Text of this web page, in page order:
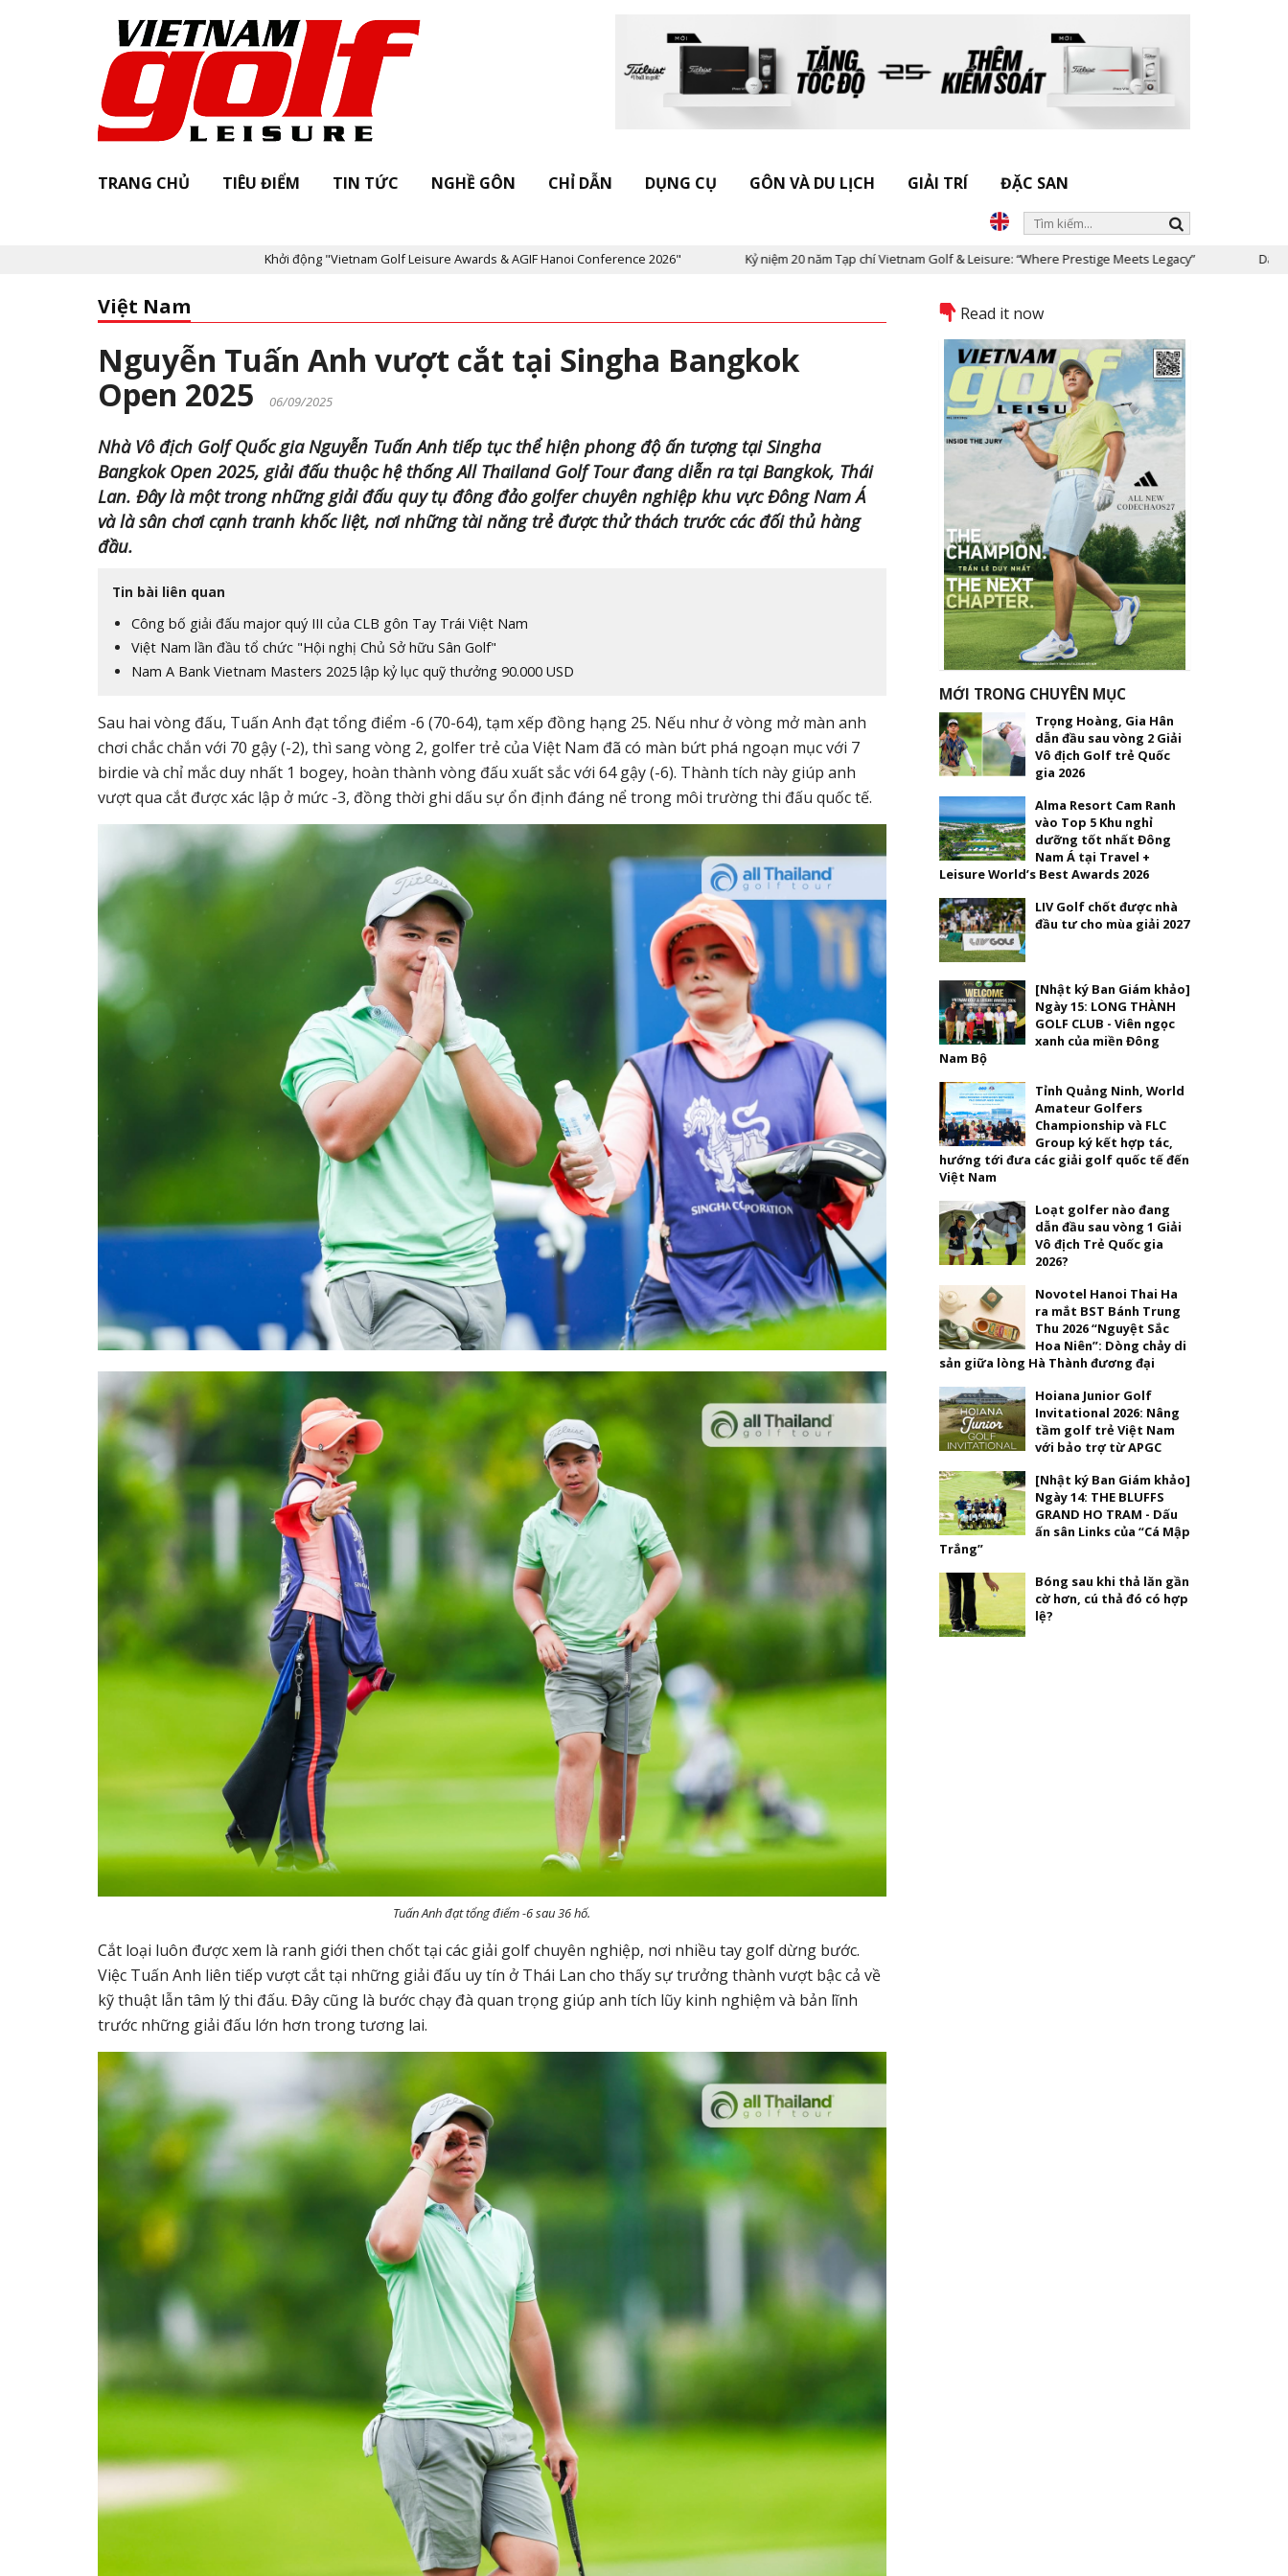
TRANG CHỦ TIÊU ĐIỂM TIN TỨC NGHỀ GÔN CHỈ DẪN DỤNG CỤ GÔN VÀ DU LỊCH GIẢI TRÍ ĐẶC SAN
Khởi động "Vietnam Golf Leisure Awards & AGIF Hanoi Conference 2026" Kỷ niệm 20 năm Tạp chí Vietnam Golf & Leisure: “Where Prestige Meets Legacy” Dấu ấn Nicklaus
Việt Nam
Nguyễn Tuấn Anh vượt cắt tại Singha Bangkok
Open 2025
06/09/2025
Nhà Vô địch Golf Quốc gia Nguyễn Tuấn Anh tiếp tục thể hiện phong độ ấn tượng tại Singha
Bangkok Open 2025, giải đấu thuộc hệ thống All Thailand Golf Tour đang diễn ra tại Bangkok, Thái
Lan. Đây là một trong những giải đấu quy tụ đông đảo golfer chuyên nghiệp khu vực Đông Nam Á
và là sân chơi cạnh tranh khốc liệt, nơi những tài năng trẻ được thử thách trước các đối thủ hàng
đầu.
Tin bài liên quan
Công bố giải đấu major quý III của CLB gôn Tay Trái Việt Nam
Việt Nam lần đầu tổ chức "Hội nghị Chủ Sở hữu Sân Golf"
Nam A Bank Vietnam Masters 2025 lập kỷ lục quỹ thưởng 90.000 USD
Sau hai vòng đấu, Tuấn Anh đạt tổng điểm -6 (70-64), tạm xếp đồng hạng 25. Nếu như ở vòng mở màn anh
chơi chắc chắn với 70 gậy (-2), thì sang vòng 2, golfer trẻ của Việt Nam đã có màn bứt phá ngoạn mục với 7
birdie và chỉ mắc duy nhất 1 bogey, hoàn thành vòng đấu xuất sắc với 64 gậy (-6). Thành tích này giúp anh
vượt qua cắt được xác lập ở mức -3, đồng thời ghi dấu sự ổn định đáng nể trong môi trường thi đấu quốc tế.
Tuấn Anh đạt tổng điểm -6 sau 36 hố.
Cắt loại luôn được xem là ranh giới then chốt tại các giải golf chuyên nghiệp, nơi nhiều tay golf dừng bước.
Việc Tuấn Anh liên tiếp vượt cắt tại những giải đấu uy tín ở Thái Lan cho thấy sự trưởng thành vượt bậc cả về
kỹ thuật lẫn tâm lý thi đấu. Đây cũng là bước chạy đà quan trọng giúp anh tích lũy kinh nghiệm và bản lĩnh
trước những giải đấu lớn hơn trong tương lai.
Read it now
MỚI TRONG CHUYÊN MỤC
Trọng Hoàng, Gia Hân
dẫn đầu sau vòng 2 Giải
Vô địch Golf trẻ Quốc
gia 2026
Alma Resort Cam Ranh
vào Top 5 Khu nghỉ
dưỡng tốt nhất Đông
Nam Á tại Travel +
Leisure World’s Best Awards 2026
LIV Golf chốt được nhà
đầu tư cho mùa giải 2027
[Nhật ký Ban Giám khảo]
Ngày 15: LONG THÀNH
GOLF CLUB - Viên ngọc
xanh của miền Đông
Nam Bộ
Tỉnh Quảng Ninh, World
Amateur Golfers
Championship và FLC
Group ký kết hợp tác,
hướng tới đưa các giải golf quốc tế đến
Việt Nam
Loạt golfer nào đang
dẫn đầu sau vòng 1 Giải
Vô địch Trẻ Quốc gia
2026?
Novotel Hanoi Thai Ha
ra mắt BST Bánh Trung
Thu 2026 “Nguyệt Sắc
Hoa Niên”: Dòng chảy di
sản giữa lòng Hà Thành đương đại
Hoiana Junior Golf
Invitational 2026: Nâng
tầm golf trẻ Việt Nam
với bảo trợ từ APGC
[Nhật ký Ban Giám khảo]
Ngày 14: THE BLUFFS
GRAND HO TRAM - Dấu
ấn sân Links của “Cá Mập
Trắng”
Bóng sau khi thả lăn gần
cờ hơn, cú thả đó có hợp
lệ?